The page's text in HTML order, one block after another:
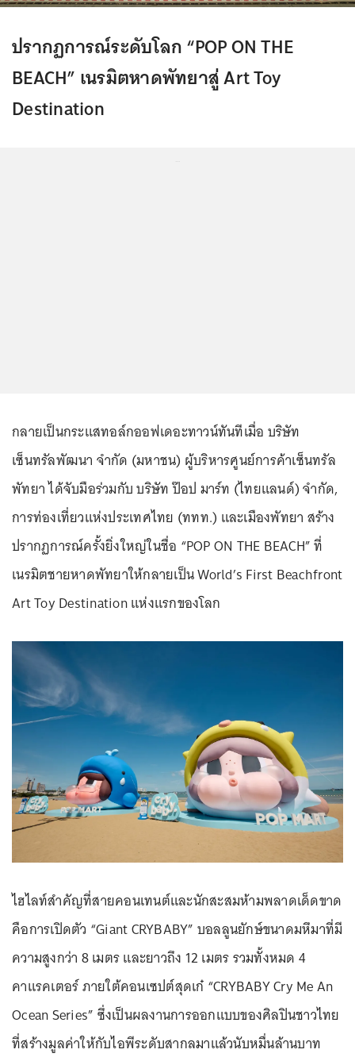
ปรากฏการณ์ระดับโลก“POP ON THE
BEACH”เนรมิตหาดพัทยาสู่ Art Toy
Destination
กลายเป็นกระแสทอล์กออฟเดอะทาวน์ทันทีเมื่อ บริษัท
เซ็นทรัลพัฒนา จำกัด (มหาชน) ผู้บริหารศูนย์การค้าเซ็นทรัล
พัทยา ได้จับมือร่วมกับ บริษัท ป๊อป มาร์ท (ไทยแลนด์) จำกัด,
การท่องเที่ยวแห่งประเทศไทย (ททท.) และเมืองพัทยา สร้าง
ปรากฏการณ์ครั้งยิ่งใหญ่ในชื่อ “POP ON THE BEACH” ที่
เนรมิตชายหาดพัทยาให้กลายเป็น World’s First Beachfront
Art Toy Destination แห่งแรกของโลก
ไฮไลท์สำคัญที่สายคอนเทนต์และนักสะสมห้ามพลาดเด็ดขาด
คือการเปิดตัว “Giant CRYBABY” บอลลูนยักษ์ขนาดมหึมาที่มี
ความสูงกว่า 8 เมตร และยาวถึง 12 เมตร รวมทั้งหมด 4
คาแรคเตอร์ ภายใต้คอนเซปต์สุดเก๋ “CRYBABY Cry Me An
Ocean Series” ซึ่งเป็นผลงานการออกแบบของศิลปินชาวไทย
ที่สร้างมูลค่าให้กับไอพีระดับสากลมาแล้วนับหมื่นล้านบาท